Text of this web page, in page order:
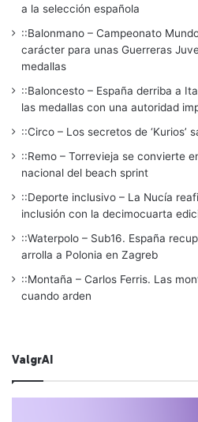
a la selección española
::Balonmano – Campeonato
carácter para unas Guerreras
medallas
::Baloncesto – España derriba a
las medallas con una autoridad
::Circo – Los secretos de ‘Kurios’
::Remo – Torrevieja se convierte
nacional del beach sprint
::Deporte inclusivo – La Nucía
inclusión con la decimocuarta
::Waterpolo – Sub16. España
arrolla a Polonia en Zagreb
::Montaña – Carlos Ferris. Las
cuando arden
ValgrAI